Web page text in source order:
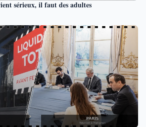
sérieux, il faut des adultes